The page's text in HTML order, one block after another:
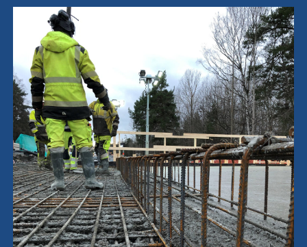
Kontakt